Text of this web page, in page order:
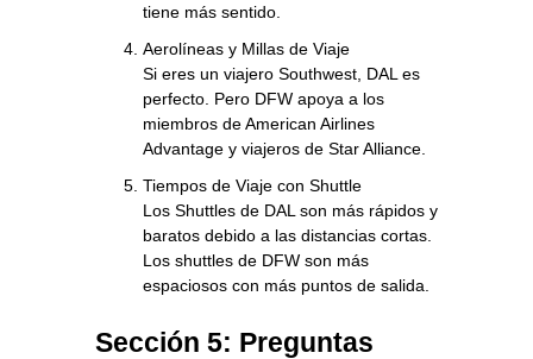
tiene más sentido.
Aerolíneas y Millas de Viaje
Si eres un viajero Southwest, DAL es
perfecto. Pero DFW apoya a los
miembros de American Airlines
Advantage y viajeros de Star Alliance.
Tiempos de Viaje con Shuttle
Los Shuttles de DAL son más rápidos y
baratos debido a las distancias cortas.
Los shuttles de DFW son más
espaciosos con más puntos de salida.
Sección 5: Preguntas